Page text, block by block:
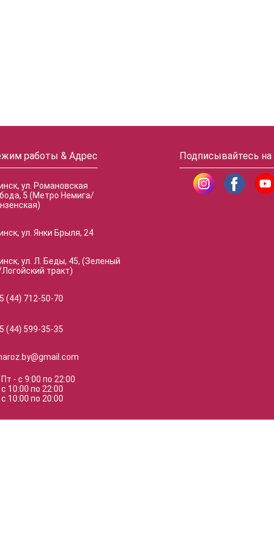
работы & Адрес
ул. Романовская
5 (Метро Немига/
ул. Янки Брыля, 24
ул. Л. Беды, 45, (Зеленый
тракт)
(44) 712-50-70
(44) 599-35-35
-с 9:00по 22:00
с 10:00по 22:00
с 10:00по 20:00
Подписывайтесь на